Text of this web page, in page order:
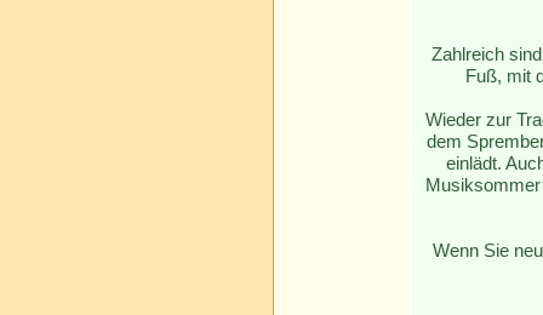
Zahlreich
Fuß, mit
Wieder zur
dem
einlädt.
Wenn Sie